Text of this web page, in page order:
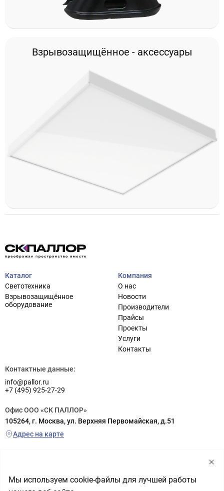
Взрывозащищённое - аксессуары
Каталог
Светотехника
Взрывозащищённое
оборудование
Компания
О нас
Новости
Производители
Прайсы
Проекты
Услуги
Контакты
Контактные данные:
info@pallor.ru
+7 (495) 925-27-29
Офис ООО «СК ПАЛЛОР»
105264, г. Москва, ул. Верхняя Первомайская, д.51
Адрес на карте
г. Реутов (заезд с шоссе Энтузиастов), ул. Транспортная, д.6а
Адрес на карте
Мы используем cookie-файлы для лучшей работы